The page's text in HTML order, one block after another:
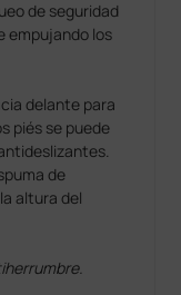
de seguridad
empujando los
delante para
piés se puede
de
altura del